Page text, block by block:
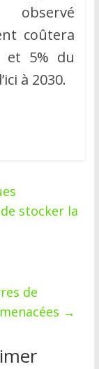
observé
coûtera
et 5% du
à 2030.
stocker la
de
→